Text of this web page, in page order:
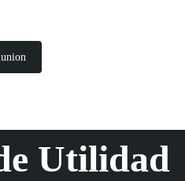
Utilidad